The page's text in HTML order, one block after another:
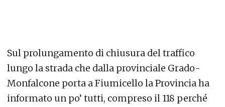
Sul prolungamento di chiusura del traffico
lungo la strada che dalla provinciale Grado-
Monfalcone porta a Fiumicello la Provincia ha
informato un po’ tutti, compreso il 118 perché